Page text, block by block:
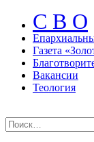
С В О
Газета
Вакансии
Теология